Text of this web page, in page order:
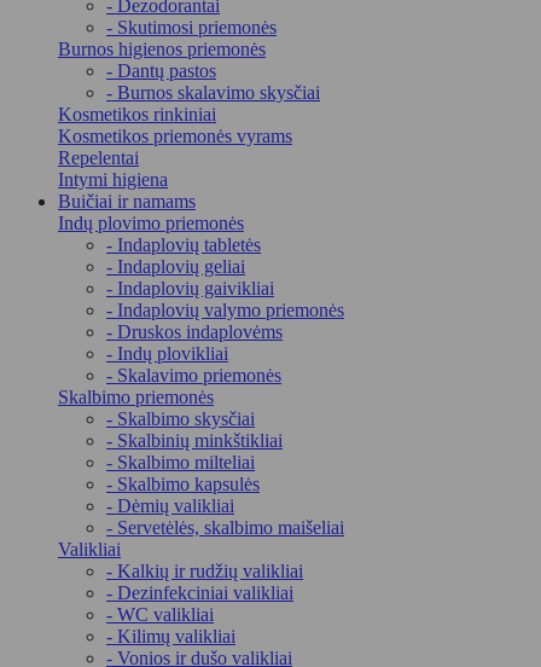
- Dezodorantai
- Skutimosi priemonės
Burnos higienos priemonės
- Dantų pastos
- Burnos skalavimo skysčiai
Kosmetikos rinkiniai
Kosmetikos priemonės vyrams
Repelentai
Intymi higiena
Buičiai ir namams
Indų plovimo priemonės
- Indaplovių tabletės
- Indaplovių geliai
- Indaplovių gaivikliai
- Indaplovių valymo priemonės
- Druskos indaplovėms
- Indų plovikliai
- Skalavimo priemonės
Skalbimo priemonės
- Skalbimo skysčiai
- Skalbinių minkštikliai
- Skalbimo milteliai
- Skalbimo kapsulės
- Dėmių valikliai
- Servetėlės, skalbimo maišeliai
Valikliai
- Kalkių ir rudžių valikliai
- Dezinfekciniai valikliai
- WC valikliai
- Kilimų valikliai
- Vonios ir dušo valikliai